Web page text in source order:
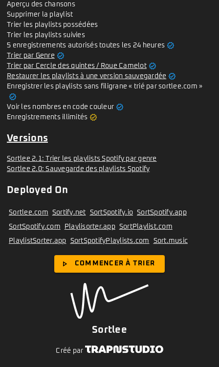
Aperçu des chansons
Supprimer la playlist
Trier les playlists possédées
Trier les playlists suivies
5 enregistrements autorisés toutes les 24 heures verified
Trier par Genre verified
Trier par Cercle des quintes / Roue Camelot verified
Restaurer les playlists à une version sauvegardée verified
Enregistrer les playlists sans filigrane « trié par sortlee.com »
verified
Voir les nombres en code couleur verified
Enregistrements illimités verified
Versions
Sortlee 2.1: Trier les playlists Spotify par genre
Sortlee 2.0: Sauvegarde des playlists Spotify
Deployed On
Sortlee.com Sortify.net SortSpotify.io SortSpotify.app
SortSpotify.com Playlisorter.app SortPlaylist.com
PlaylistSorter.app SortSpotifyPlaylists.com Sort.music
play_arrow COMMENCER À TRIER
Sortlee
Créé par